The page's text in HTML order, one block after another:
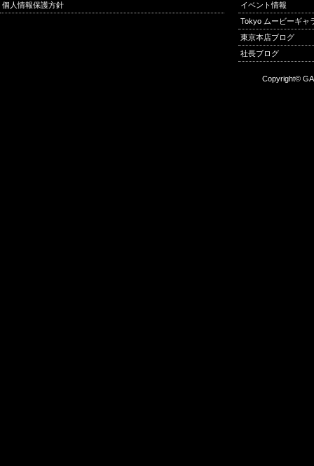
個人情報保護方針
イベント情報
Tokyo ムービーギャ
東京本店ブログ
社長ブログ
Copyright©